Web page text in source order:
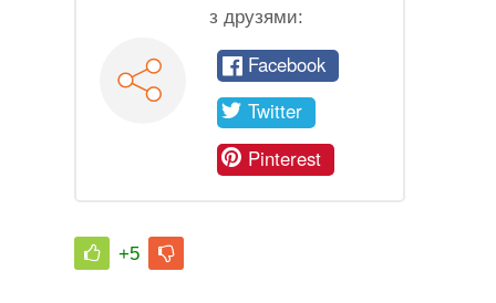
з друзями:
Facebook
Twitter
Pinterest
+5